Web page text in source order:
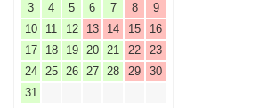
3
4 5 6 7 8
9
10
11 12 13 14 15
16
17
18 19 20 21 22
23
24
25 26 27 28 29
30
31